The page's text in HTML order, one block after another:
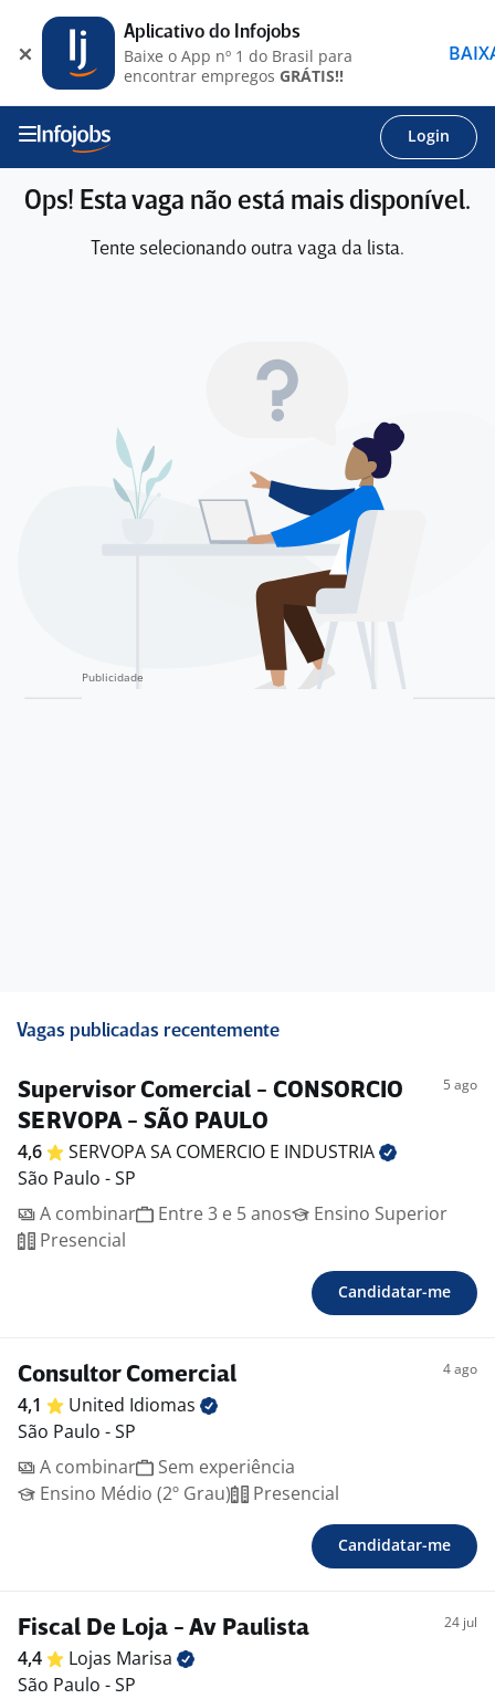
Login
Ops! Esta vaga não está mais disponível.
Tente selecionando outra vaga da lista.
Vagas publicadas recentemente
Supervisor Comercial - CONSORCIO
SERVOPA - SÃO PAULO
5 ago
4,6 SERVOPA SA COMERCIO E INDUSTRIA
São Paulo - SP
A combinar
Entre 3 e 5 anos
Ensino Superior
Presencial
Candidatar-me
Consultor Comercial 4 ago
4,1 United Idiomas
São Paulo - SP
A combinar
Sem experiência
Ensino Médio (2º Grau)
Presencial
Candidatar-me
Fiscal De Loja - Av Paulista 24 jul
4,4 Lojas Marisa
São Paulo - SP
Aplicativo do Infojobs
Baixe o App nº 1 do Brasil para
encontrar empregos GRÁTIS!!